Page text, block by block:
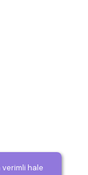
verimli hale